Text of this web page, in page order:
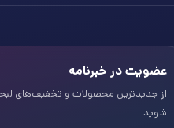
عضویت در خبرنامه
از جدیدترین محصولات و تخفیف‌های
شوید